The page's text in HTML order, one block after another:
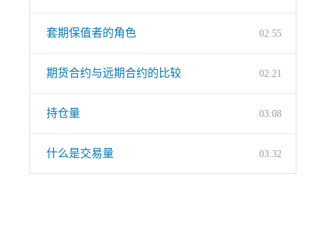
套期保值者的角色 02:55
期货合约与远期合约的比较 02:21
持仓量 03:08
什么是交易量 03:32